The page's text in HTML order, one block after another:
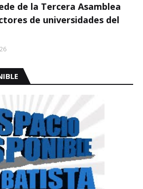
de la Tercera Asamblea
de universidades del